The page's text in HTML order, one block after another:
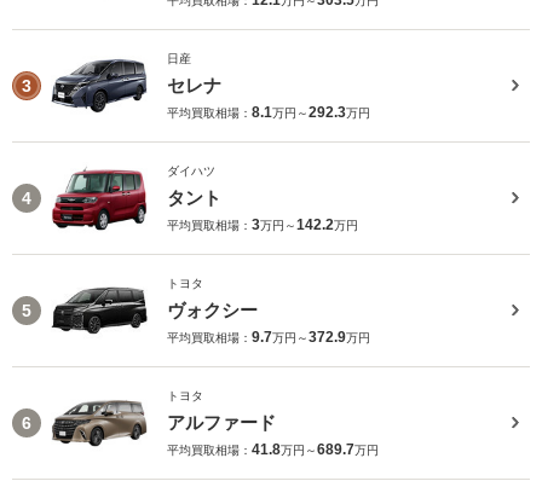
3
日産
セレナ
平均買取相場： 8.1万円～292.3万円
4
ダイハツ
タント
平均買取相場： 3万円～142.2万円
5
トヨタ
ヴォクシー
平均買取相場： 9.7万円～372.9万円
6
トヨタ
アルファード
平均買取相場： 41.8万円～689.7万円